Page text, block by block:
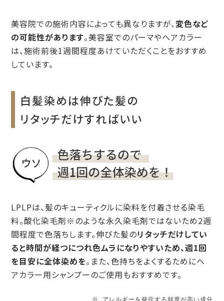
美容院での施術内容によっても異なりますが、変色など
の可能性があります。美容室でのパーマやヘアカラー
は、施術前後1週間程度あけていただくことをおすすめ
しています。
白髪染めは伸びた髪の
リタッチだけすればいい
LPLPは、髪のキューティクルに染料を付着させる染毛
料。酸化染毛剤※のような永久染毛剤ではないため2週
間程度で色落ちします。伸びた髪のリタッチだけしてい
ると時間が経つにつれ色ムラになりやすいため、週1回
を目安に全体染めを。また、色持ちをよくするためにヘ
アカラー用シャンプーのご使用もおすすめです。
※ アレルギーを発症する頻度が高い成分